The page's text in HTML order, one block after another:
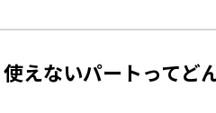
使えないパートってど